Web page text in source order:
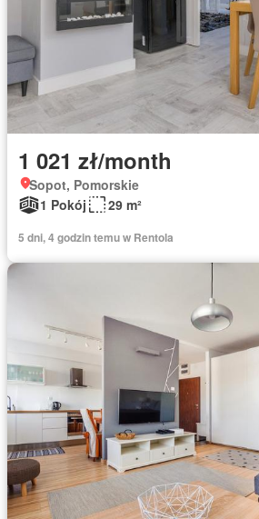
1 021 zł/month
Sopot, Pomorskie
1 Pokój
29 m²
5 dni, 4 godzin temu w Rentola